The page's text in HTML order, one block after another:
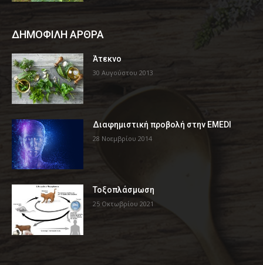
ΔΗΜΟΦΙΛΗ ΑΡΘΡΑ
Άτεκνο
30 Αυγούστου 2013
Διαφημιστική προβολή στην EMEDI
28 Νοεμβρίου 2014
Τοξοπλάσμωση
25 Οκτωβρίου 2021